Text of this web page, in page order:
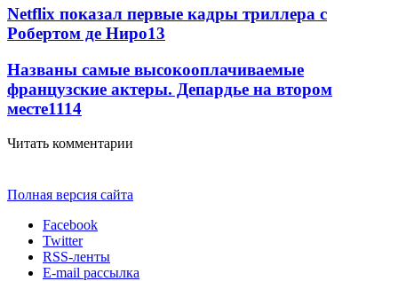
Netflix показал первые кадры триллера с
Робертом де Ниро13
Названы самые высокооплачиваемые
французские актеры. Депардье на втором
месте1114
Читать комментарии
Полная версия сайта
Facebook
Twitter
RSS-ленты
E-mail рассылка